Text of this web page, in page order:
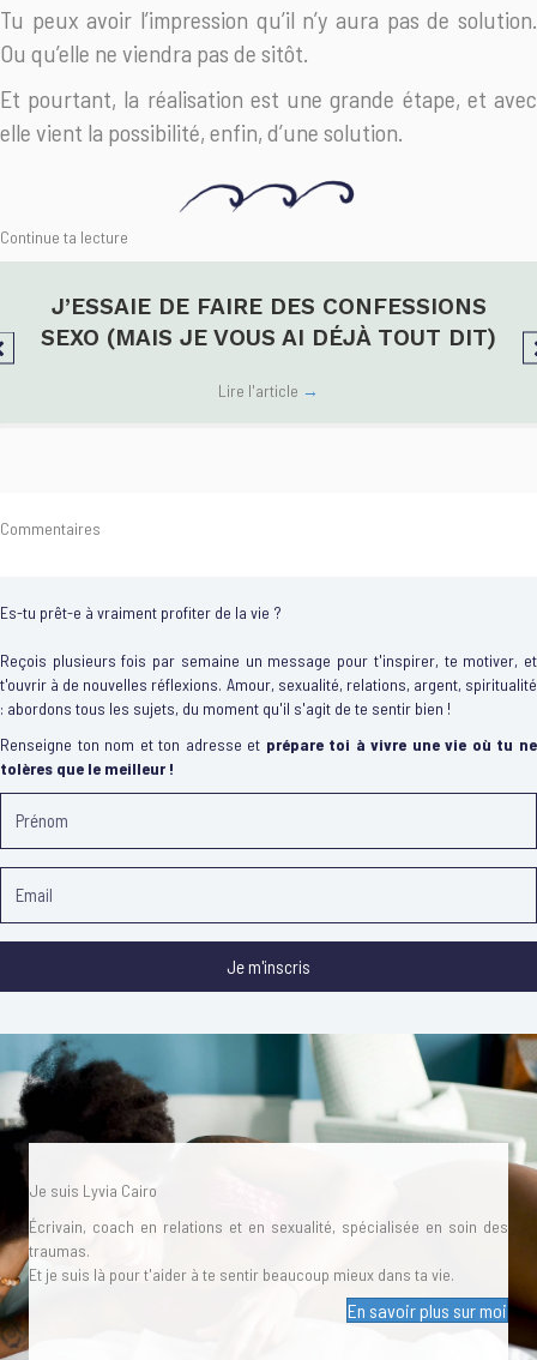
Tu peux avoir l’impression qu’il n’y aura pas de solution.
Ou qu’elle ne viendra pas de sitôt.
Et pourtant, la réalisation est une grande étape, et avec
elle vient la possibilité, enfin, d’une solution.
Continue ta lecture
J’ESSAIE DE FAIRE DES CONFESSIONS
SEXO (MAIS JE VOUS AI DÉJÀ TOUT DIT)
Lire l'article →
Commentaires
Es-tu prêt-e à vraiment profiter de la vie ?
Reçois plusieurs fois par semaine un message pour t'inspirer, te motiver, et
t'ouvrir à de nouvelles réflexions. Amour, sexualité, relations, argent, spiritualité
: abordons tous les sujets, du moment qu'il s'agit de te sentir bien !
Renseigne ton nom et ton adresse et prépare toi à vivre une vie où tu ne
tolères que le meilleur !
Je m'inscris
Je suis Lyvia Cairo
Écrivain, coach en relations et en sexualité, spécialisée en soin des
traumas.
Et je suis là pour t'aider à te sentir beaucoup mieux dans ta vie.
En savoir plus sur moi